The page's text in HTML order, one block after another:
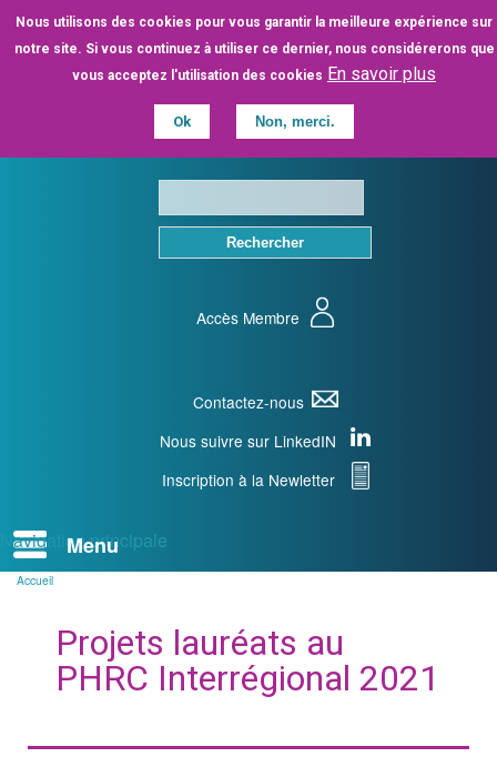
Nous utilisons des cookies pour vous garantir la meilleure expérience sur
notre site. Si vous continuez à utiliser ce dernier, nous considérerons que
vous acceptez l'utilisation des cookies En savoir plus
Ok Non, merci.
Aller
au
contenu
Accès Membre
Contactez-nous
Nous suivre sur LinkedIN
Inscription à la Newletter
Navigation principale
Accueil
Projets lauréats au
PHRC Interrégional 2021